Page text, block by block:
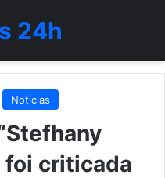
24h
Notícias
foi criticada